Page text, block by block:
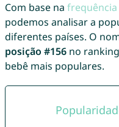
Com base na frequência
podemos analisar a
diferentes países. O
posição #156no ranking
bebê mais populares.